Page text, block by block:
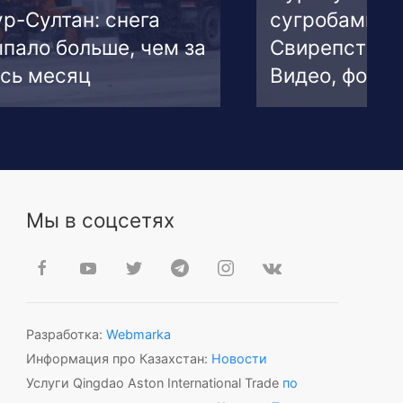
Султан: снега
больше, чем за
месяц
сугробами.
Видео, фото
Мы в соцсетях
Разработка:Webmarka
Информация про Казахстан: Новости
Услуги Qingdao Aston International Trade по